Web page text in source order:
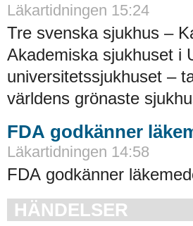
Läkartidningen 15:24
Tre svenska sjukhus –
Akademiska sjukhuset i
universitetssjukhuset –
världens grönaste
FDA godkänner
Läkartidningen 14:58
FDA godkänner
HÄNDELSER